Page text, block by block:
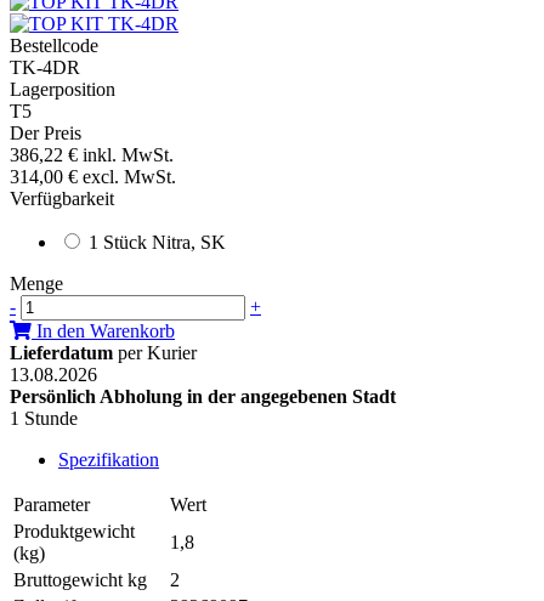
Bestellcode
TK-4DR
Lagerposition
T5
Der Preis
386,22 € inkl. MwSt.
314,00 € excl. MwSt.
Verfügbarkeit
1 Stück Nitra, SK
Menge
-
+
In den Warenkorb
Lieferdatum per Kurier
13.08.2026
Persönlich Abholung in der angegebenen Stadt
1 Stunde
Spezifikation
Parameter
Wert
Produktgewicht
(kg)
1,8
Bruttogewicht kg
2